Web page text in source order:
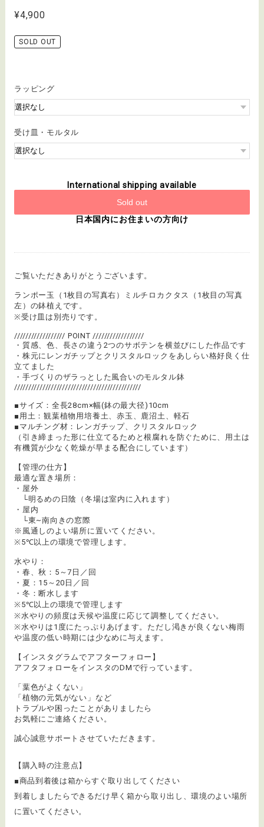
¥4,900
SOLD OUT
ラッピング
受け皿・モルタル
International shipping available
Sold out
日本国内にお住まいの方向け
ご覧いただきありがとうございます。
ランポー玉（1枚目の写真右）ミルチロカクタス（1枚目の写真
左）の鉢植えです。
※受け皿は別売りです。
////////////////// POINT //////////////////
・質感、色、長さの違う2つのサボテンを横並びにした作品です
・株元にレンガチップとクリスタルロックをあしらい格好良く仕
立てました
・手づくりのザラっとした風合いのモルタル鉢
/////////////////////////////////////////////
■サイズ：全長28cm×幅(鉢の最大径)10cm
■用土：観葉植物用培養土、赤玉、鹿沼土、軽石
■マルチング材：レンガチップ、クリスタルロック
（引き締まった形に仕立てるためと根腐れを防ぐために、用土は
有機質が少なく乾燥が早まる配合にしています）
【管理の仕方】
最適な置き場所：
・屋外
└明るめの日陰（冬場は室内に入れます）
・屋内
└東~南向きの窓際
※風通しのよい場所に置いてください。
※5℃以上の環境で管理します。
水やり：
・春、秋：5～7日／回
・夏：15～20日／回
・冬：断水します
※5℃以上の環境で管理します
※水やりの頻度は天候や温度に応じて調整してください。
※水やりは1度にたっぷりあげます。ただし渇きが良くない梅雨
や温度の低い時期には少なめに与えます。
【インスタグラムでアフターフォロー】
アフタフォローをインスタのDMで行っています。
「葉色がよくない」
「植物の元気がない」など
トラブルや困ったことがありましたら
お気軽にご連絡ください。
誠心誠意サポートさせていただきます。
【購入時の注意点】
■商品到着後は箱からすぐ取り出してください
到着しましたらできるだけ早く箱から取り出し、環境のよい場所
に置いてください。